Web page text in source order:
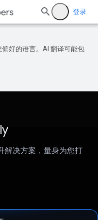
登录
好的语言。AI 翻译可能包
解决方案，量身为您打